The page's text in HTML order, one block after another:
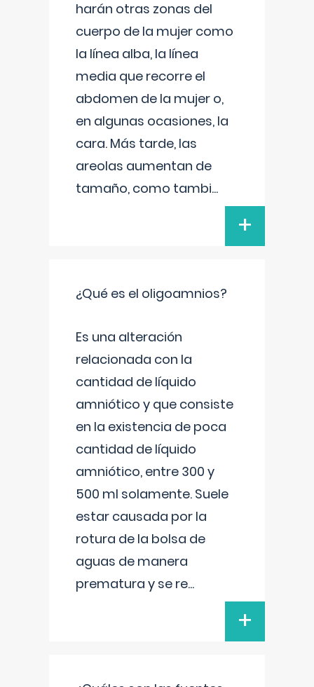
harán otras zonas del
cuerpo de la mujer como
la línea alba, la línea
media que recorre el
abdomen de la mujer o,
en algunas ocasiones, la
cara. Más tarde, las
areolas aumentan de
tamaño, como tambi...
+
¿Qué es el oligoamnios?
Es una alteración
relacionada con la
cantidad de líquido
amniótico y que consiste
en la existencia de poca
cantidad de líquido
amniótico, entre 300 y
500 ml solamente. Suele
estar causada por la
rotura de la bolsa de
aguas de manera
prematura y se re...
+